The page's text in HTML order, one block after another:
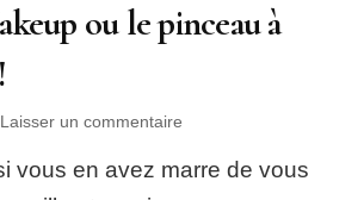
ou le pinceau à
Laisser un commentaire
ultimate
vous en avez marre de vous